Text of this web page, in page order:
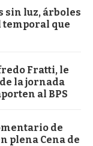
sin luz, árboles
temporal que
Fratti, le
la jornada
al BPS
de
plena Cena de